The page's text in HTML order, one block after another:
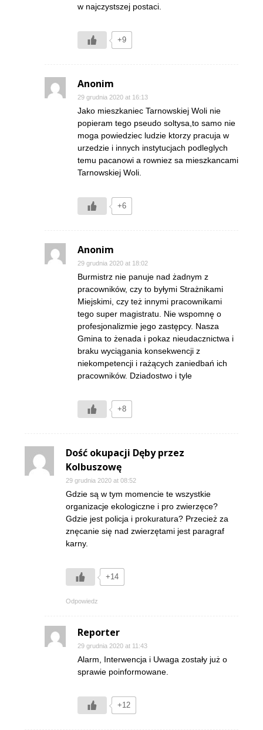
w najczystszej postaci.
+9
Anonim
29 grudnia 2020 at 16:13
Jako mieszkaniec Tarnowskiej Woli nie
popieram tego pseudo soltysa,to samo nie
moga powiedziec ludzie ktorzy pracuja w
urzedzie i innych instytucjach podleglych
temu pacanowi a rowniez sa mieszkancami
Tarnowskiej Woli.
+6
Anonim
29 grudnia 2020 at 18:02
Burmistrz nie panuje nad żadnym z
pracowników, czy to byłymi Strażnikami
Miejskimi, czy też innymi pracownikami
tego super magistratu. Nie wspomnę o
profesjonalizmie jego zastępcy. Nasza
Gmina to żenada i pokaz nieudacznictwa i
braku wyciągania konsekwencji z
niekompetencji i rażących zaniedbań ich
pracowników. Dziadostwo i tyle
+8
Dość okupacji Dęby przez
Kolbuszowę
29 grudnia 2020 at 08:52
Gdzie są w tym momencie te wszystkie
organizacje ekologiczne i pro zwierzęce?
Gdzie jest policja i prokuratura? Przecież za
znęcanie się nad zwierzętami jest paragraf
karny.
+14
Odpowiedz
Reporter
29 grudnia 2020 at 11:43
Alarm, Interwencja i Uwaga zostały już o
sprawie poinformowane.
+12